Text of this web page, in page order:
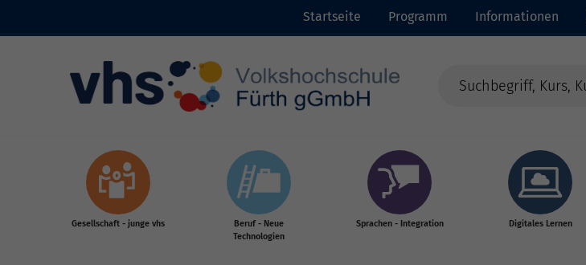
Startseite Programm Informationen
Gesellschaft - junge vhs
Beruf - Neue
Technologien
Sprachen - Integration Digitales Lernen